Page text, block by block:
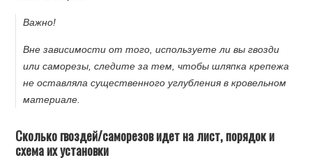
Важно!
Вне зависимости от того, используете ли вы гвозди
или саморезы, следите за тем, чтобы шляпка крепежа
не оставляла существенного углубления в кровельном
материале.
Сколько гвоздей/саморезов идет на лист, порядок и
схема их установки